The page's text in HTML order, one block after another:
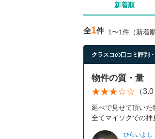
新着順
全1件 1〜1件（新着順
クラスコの口コミ評判
物件の質・量
（3.0
延べで見せて頂いた
全てマイソクでの拝
ひらいよし